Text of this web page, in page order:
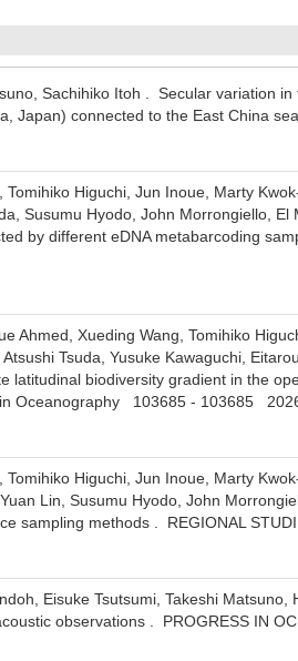
Sachihiko Itoh . Secular variation
Japan) connected to the East China
Higuchi, Jun Inoue, Marty
Susumu Hyodo, John Morrongiello,
by different eDNA metabarcoding
Ahmed, Xueding Wang, Tomihiko
Tsuda, Yusuke Kawaguchi,
latitudinal biodiversity gradient in the
Oceanography 103685 - 103685
Tomihiko Higuchi, Jun Inoue, Marty
Lin, Susumu Hyodo, John
sampling methods . REGIONAL
Eisuke Tsutsumi, Takeshi
observations . PROGRESS IN